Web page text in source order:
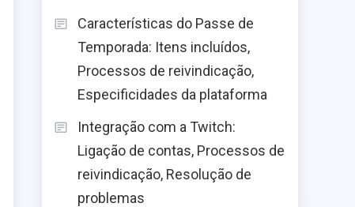
Características do Passe de
Temporada: Itens incluídos,
Processos de reivindicação,
Especificidades da plataforma
Integração com a Twitch:
Ligação de contas, Processos de
reivindicação, Resolução de
problemas